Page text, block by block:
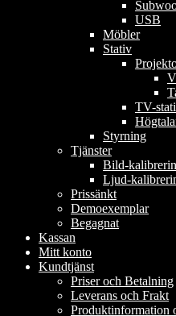
USB
Möbler
Stativ
TV-
Styrning
Tjänster
Bild-
Ljud-
Prissänkt
Demoexemplar
Begagnat
Kassan
Mitt konto
Kundtjänst
Priser och Betalning
Leverans och Frakt
Produktinformation